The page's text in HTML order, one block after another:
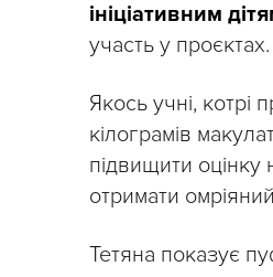
ініціативним
участь у проєктах.
Якось учні, котрі
кілограмів
підвищити оцінку
отримати
Тетяна показує